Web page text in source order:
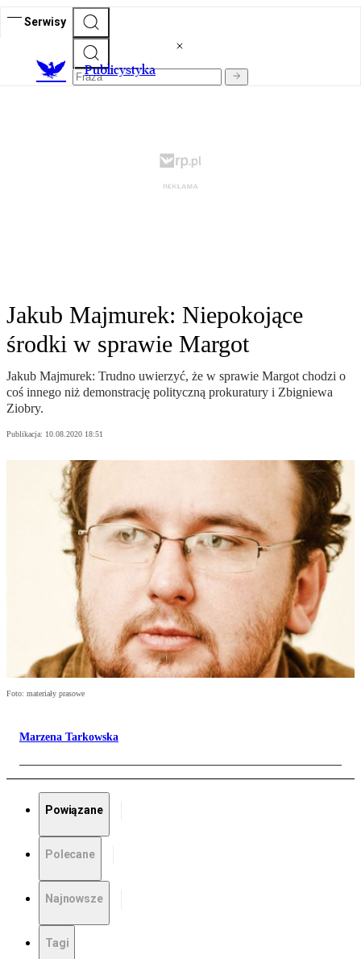
Serwisy
Publicystyka
Jakub Majmurek: Niepokojące
środki w sprawie Margot
Jakub Majmurek: Trudno uwierzyć, że w sprawie Margot chodzi o
coś innego niż demonstrację polityczną prokuratury i Zbigniewa
Ziobry.
Publikacja: 10.08.2020 18:51
Foto: materiały prasowe
Marzena Tarkowska
Powiązane
Polecane
Najnowsze
Tagi